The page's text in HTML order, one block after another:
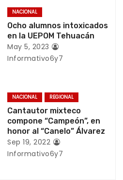
NACIONAL
Ocho alumnos intoxicados
en la UEPOM Tehuacán
May 5, 2023
Informativo6y7
NACIONAL REGIONAL
Cantautor mixteco
compone “Campeón”, en
honor al “Canelo” Álvarez
Sep 19, 2022
Informativo6y7